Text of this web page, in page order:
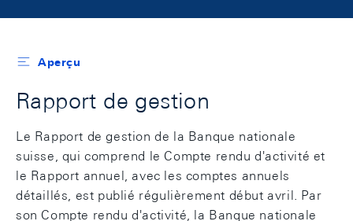
Aperçu
Rapport de gestion
Le Rapport de gestion de la Banque nationale
suisse, qui comprend le Compte rendu d'activité et
le Rapport annuel, avec les comptes annuels
détaillés, est publié régulièrement début avril. Par
son Compte rendu d'activité, la Banque nationale